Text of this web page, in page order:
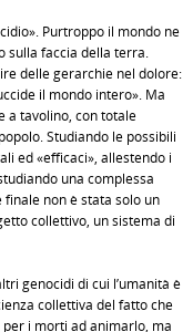
Purtroppo il mondo ne
sulla faccia della terra.
delle gerarchie nel dolore:
il mondo intero». Ma
a tavolino, con totale
Studiando le possibili
ed «efficaci», allestendo i
una complessa
non è stata solo un
collettivo, un sistema di
genocidi di cui l’umanità è
collettiva del fatto che
per i morti ad animarlo, ma